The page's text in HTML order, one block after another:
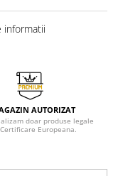
AUTORIZAT
doar produse legale
Europeana.